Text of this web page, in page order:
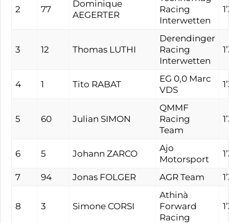
2 77
Dominique
AEGERTER
Racing
Interwetten
3 12 Thomas LUTHI
Derendinger
Racing
Interwetten
4 1 Tito RABAT
EG 0,0 Marc
VDS
5 60 Julian SIMON
QMMF
Racing
Team
6 5 Johann ZARCO
Ajo
Motorsport
7 94 Jonas FOLGER AGR Team
8 3 Simone CORSI
Athinà
Forward
Racing